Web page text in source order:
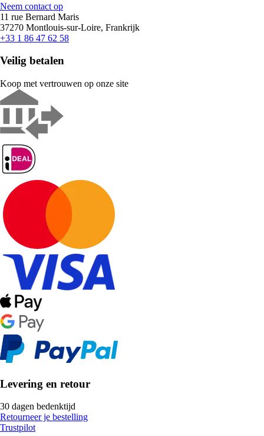
Neem contact op
11 rue Bernard Maris
37270 Montlouis-sur-Loire, Frankrijk
+33 1 86 47 62 58
Veilig betalen
Koop met vertrouwen op onze site
Levering en retour
30 dagen bedenktijd
Retourneer je bestelling
Trustpilot